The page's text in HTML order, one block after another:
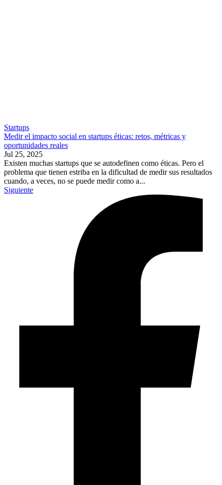
Startups
Medir el impacto social en startups éticas: retos, métricas y
oportunidades reales
Jul 25, 2025
Existen muchas startups que se autodefinen como éticas. Pero el
problema que tienen estriba en la dificultad de medir sus resultados
cuando, a veces, no se puede medir como a...
Siguiente